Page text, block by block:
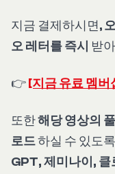
지금 결제하시면,
오 레터를 즉시 받
👉 [지금 유료 멤
또한해당 영상의
로드하실 수 있도
GPT, 제미나이, 클